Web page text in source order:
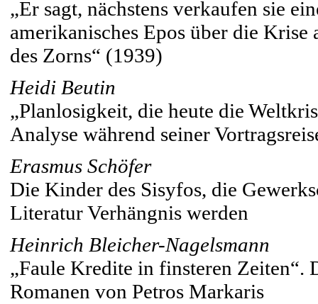
„Er sagt, nächstens verkaufen sie
amerikanisches Epos über die
des Zorns“ (1939)
Heidi Beutin
„Planlosigkeit, die heute die
Analyse während seiner
Erasmus Schöfer
Die Kinder des Sisyfos, die
Literatur Verhängnis werden
Heinrich Bleicher-Nagelsmann
„Faule Kredite in finsteren Zeiten“.
Romanen von Petros Markaris